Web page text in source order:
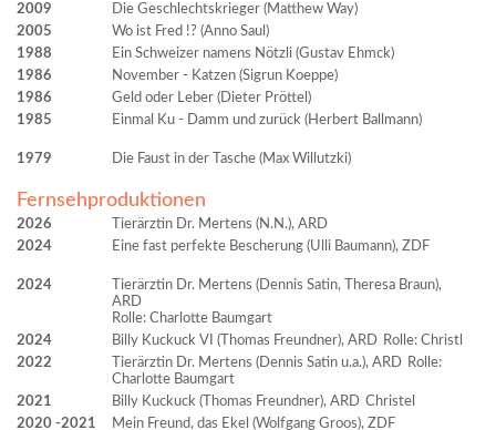
2009
Die Geschlechtskrieger (Matthew Way)
2005
Wo ist Fred !? (Anno Saul)
1988
Ein Schweizer namens Nötzli (Gustav Ehmck)
1986
November - Katzen (Sigrun Koeppe)
1986
Geld oder Leber (Dieter Pröttel)
1985
Einmal Ku - Damm und zurück (Herbert Ballmann)
1979 Die Faust in der Tasche (Max Willutzki)
Fernsehproduktionen
2026
Tierärztin Dr. Mertens (N.N.), ARD
2024
Eine fast perfekte Bescherung (Ulli Baumann), ZDF
2024
Tierärztin Dr. Mertens (Dennis Satin, Theresa Braun),
ARD
Rolle: Charlotte Baumgart
2024
Billy Kuckuck VI (Thomas Freundner), ARD Rolle: Christl
2022
Tierärztin Dr. Mertens (Dennis Satin u.a.), ARD Rolle:
Charlotte Baumgart
2021
Billy Kuckuck (Thomas Freundner), ARD Christel
2020
2021
Mein Freund, das Ekel (Wolfgang Groos), ZDF